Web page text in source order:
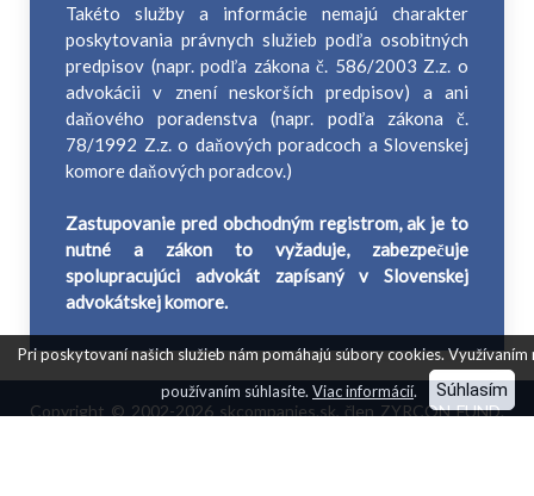
Takéto služby a informácie nemajú charakter
poskytovania právnych služieb podľa osobitných
predpisov (napr. podľa zákona č. 586/2003 Z.z. o
advokácii v znení neskorších predpisov) a ani
daňového poradenstva (napr. podľa zákona č.
78/1992 Z.z. o daňových poradcoch a Slovenskej
komore daňových poradcov.)
Zastupovanie pred obchodným registrom, ak je to
nutné a zákon to vyžaduje, zabezpečuje
spolupracujúci advokát zapísaný v Slovenskej
advokátskej komore.
Copyright © 2002-2026 skcompanies.sk, člen ZYRCON FUND.
Pri poskytovaní našich služieb nám pomáhajú súbory cookies. Využívaním
používaním súhlasíte. Viac informácií. Súhlasím